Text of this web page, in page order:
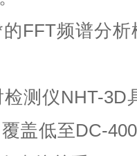
FFT频谱分
测仪NHT-3D
盖低至DC-